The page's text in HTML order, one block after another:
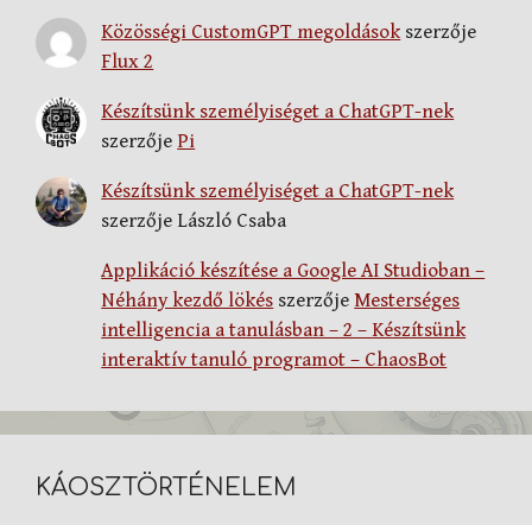
Közösségi CustomGPT megoldásokszerzője
Flux 2
Készítsünk személyiséget a ChatGPT-nek
szerzője Pi
Készítsünk személyiséget a ChatGPT-nek
szerzője László Csaba
Applikáció készítése a Google AI Studioban –
Néhány kezdő lökés szerzőjeMesterséges
intelligencia a tanulásban – 2 – Készítsünk
interaktív tanuló programot – ChaosBot
KÁOSZTÖRTÉNELEM